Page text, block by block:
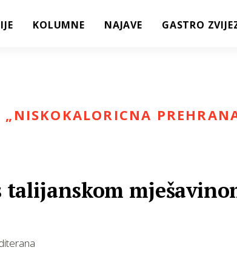
KOLUMNE NAJAVE GASTRO
„ NISKOKALORICNA
talijanskom